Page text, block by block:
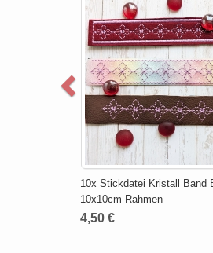
10x Stickdatei Kristall Band
10x10cm Rahmen
4,50 €